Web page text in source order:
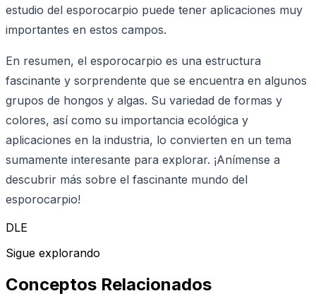
estudio del esporocarpio puede tener aplicaciones muy
importantes en estos campos.
En resumen, el esporocarpio es una estructura
fascinante y sorprendente que se encuentra en algunos
grupos de hongos y algas. Su variedad de formas y
colores, así como su importancia ecológica y
aplicaciones en la industria, lo convierten en un tema
sumamente interesante para explorar. ¡Anímense a
descubrir más sobre el fascinante mundo del
esporocarpio!
DLE
Sigue explorando
Conceptos Relacionados